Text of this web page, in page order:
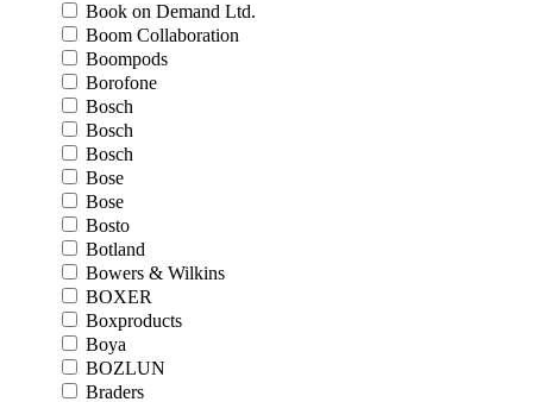
Book on Demand Ltd.
Boom Collaboration
Boompods
Borofone
Bosch
Bosch
Bosch
Bose
Bose
Bosto
Botland
Bowers & Wilkins
BOXER
Boxproducts
Boya
BOZLUN
Braders